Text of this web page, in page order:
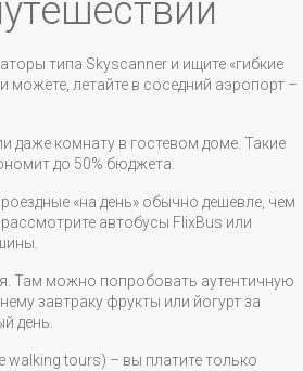
типа Skyscanner и ищите «гибкие
можете, летайте в соседний аэропорт –
даже комнату в гостевом доме. Такие
до 50% бюджета.
«на день» обычно дешевле, чем
автобусы FlixBus или
Там можно попробовать аутентичную
завтраку фрукты или йогурт за
день.
walking tours) – вы платите только